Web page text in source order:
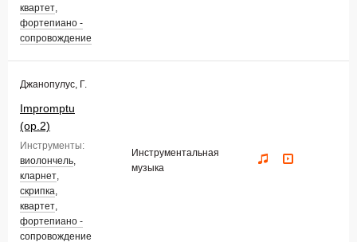
квартет,
фортепиано -
сопровождение
Джанопулус, Г.
Impromptu
(op.2)
Инструменты:
виолончель,
кларнет,
скрипка,
квартет,
фортепиано -
сопровождение
Инструментальная
музыка